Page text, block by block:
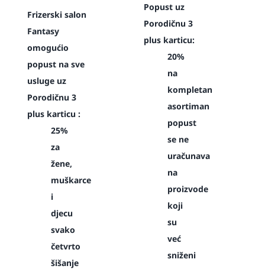
Frizerski salon
Fantasy
omogućio
popust na sve
usluge uz
Porodičnu 3
plus karticu :
25%
za
žene,
muškarce
i
djecu
svako
četvrto
šišanje
Popust uz
Porodičnu 3
plus karticu:
20%
na
kompletan
asortiman
popust
se ne
uračunava
na
proizvode
koji
su
već
sniženi